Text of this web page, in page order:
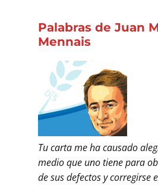
Palabras de Juan
Mennais
Tu carta me ha causado
medio que uno tiene para
de sus defectos y corregirse